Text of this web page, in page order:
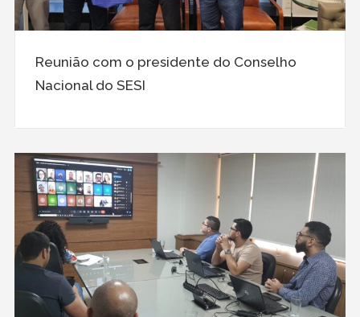
Reunião com o presidente do Conselho
Nacional do SESI